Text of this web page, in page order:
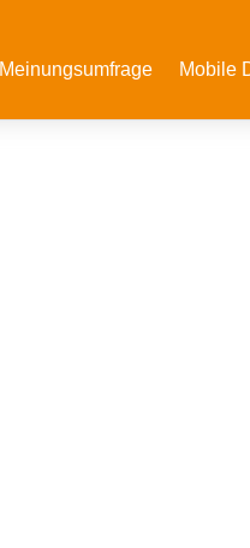
Meinungsumfrage Mobile